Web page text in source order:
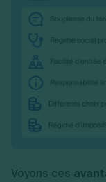
Voyons ces